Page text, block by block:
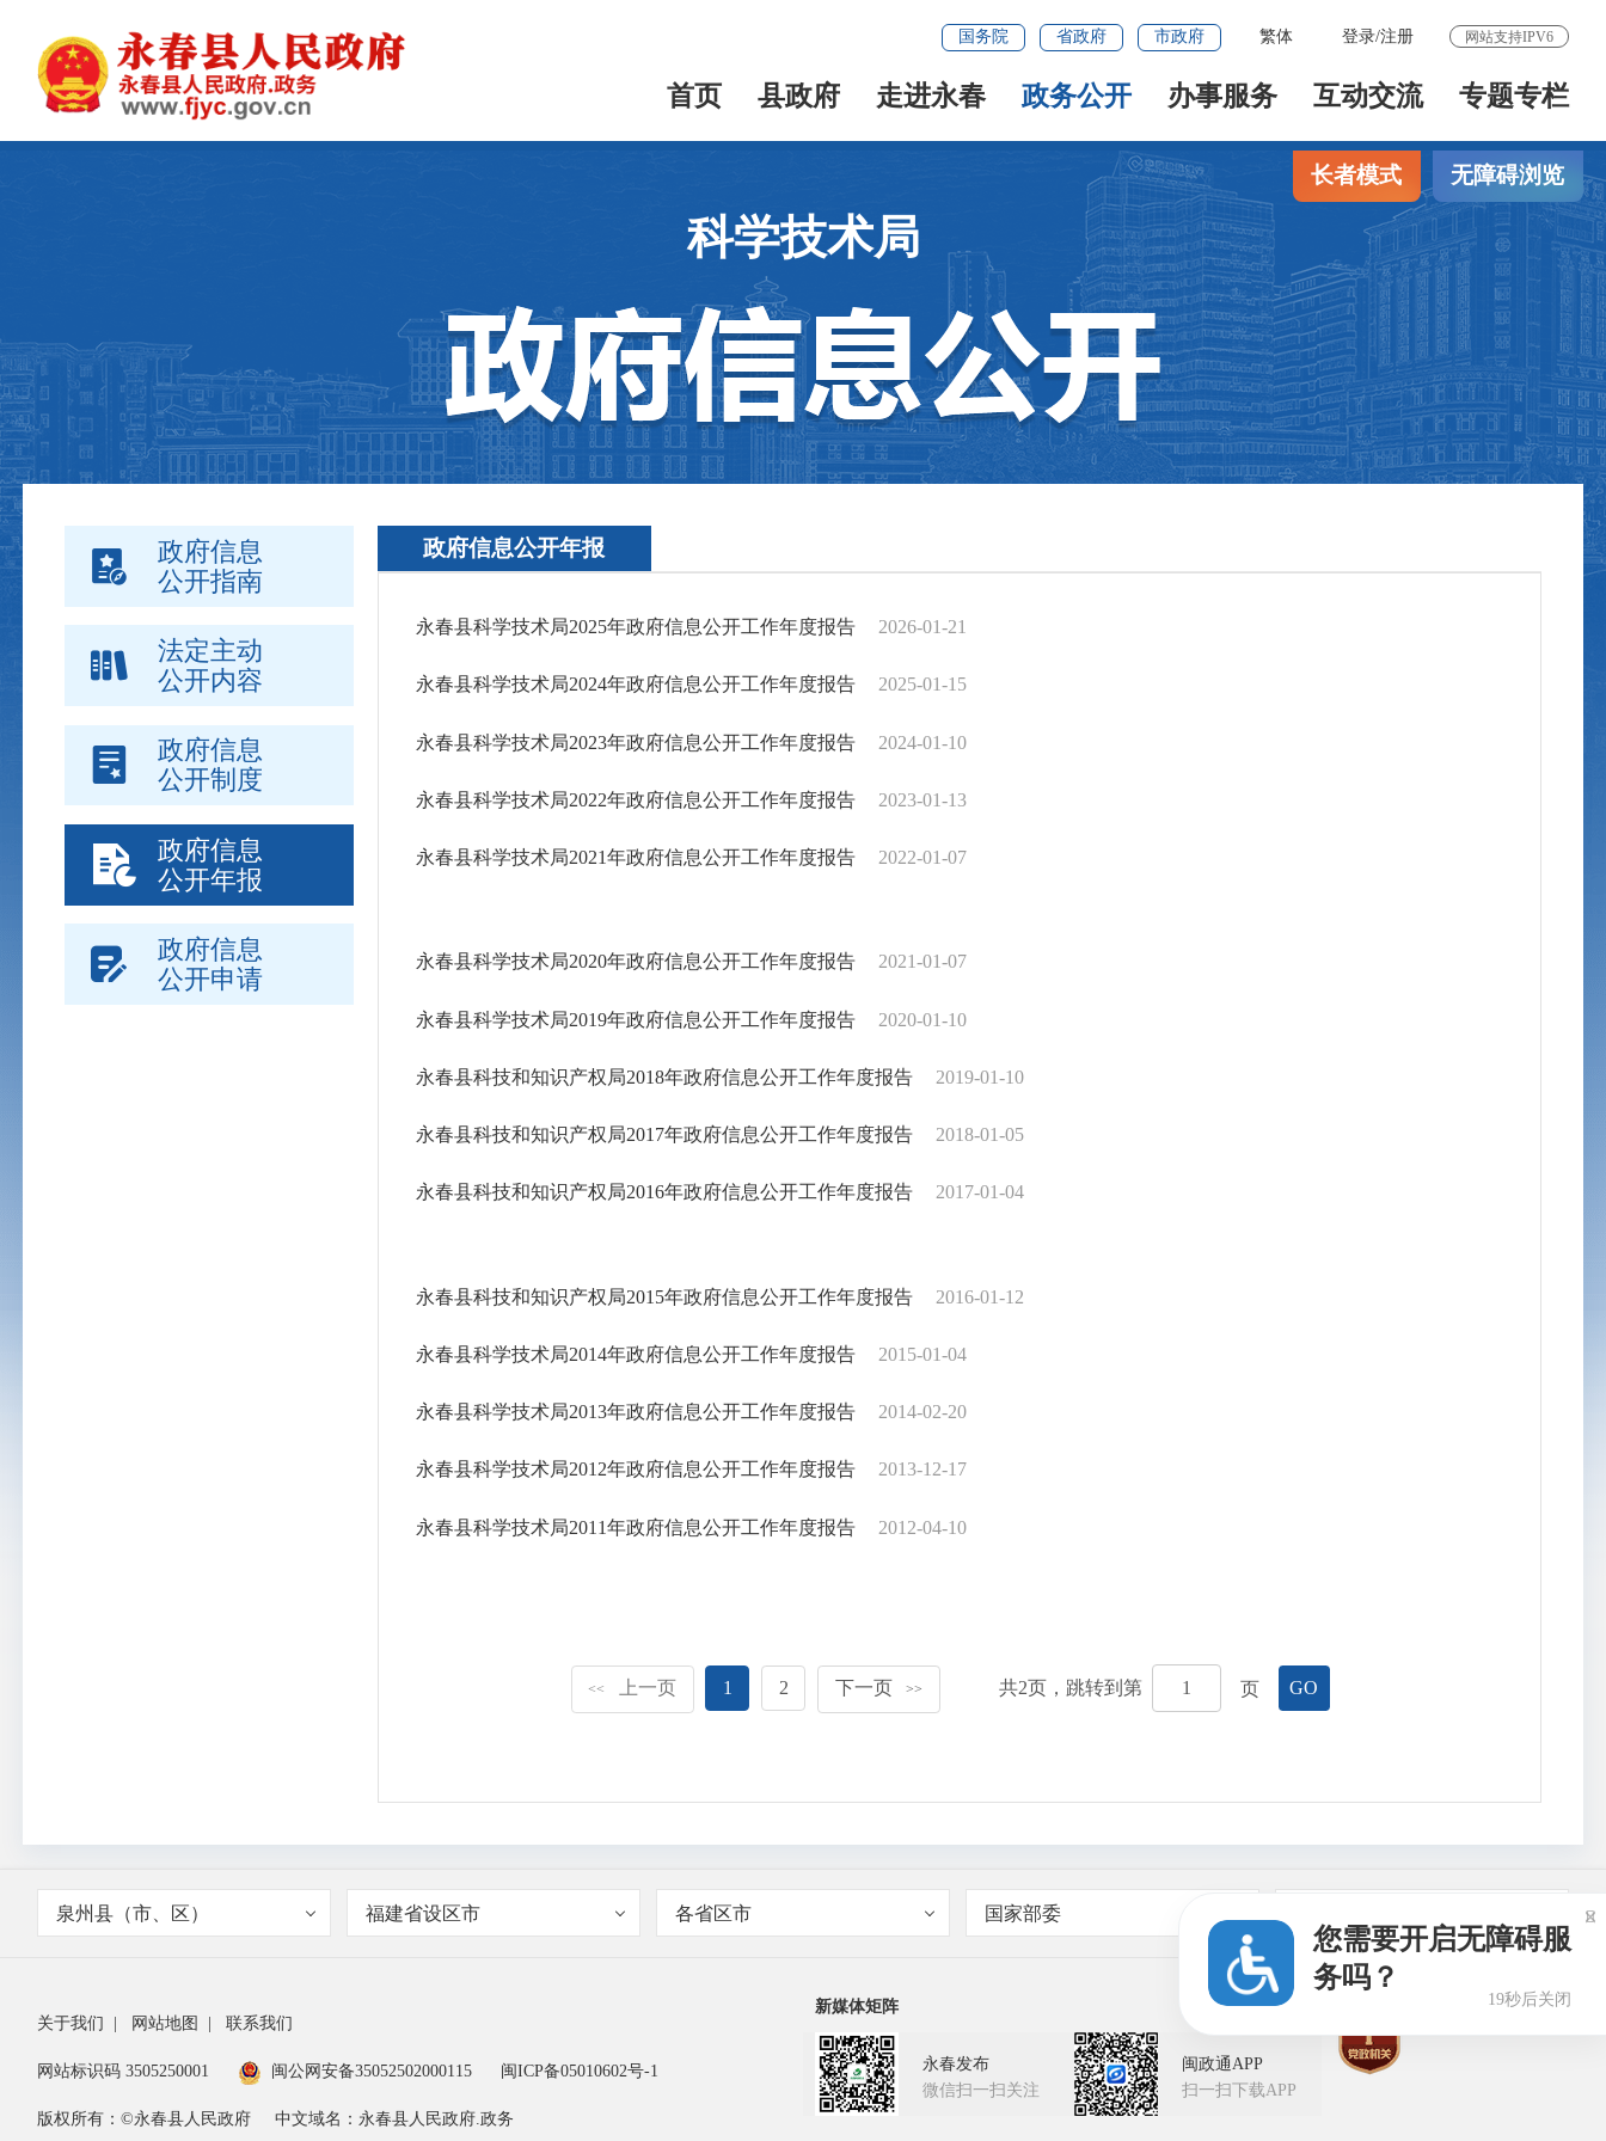
国务院 省政府 市政府 繁体 登录/注册 网站支持IPV6
首页 县政府 走进永春 政务公开 办事服务 互动交流 专题专栏
长者模式 无障碍浏览
科学技术局
政府信息
公开指南
法定主动
公开内容
政府信息
公开制度
政府信息
公开年报
政府信息
公开申请
政府信息公开年报
永春县科学技术局2025年政府信息公开工作年度报告 2026-01-21
永春县科学技术局2024年政府信息公开工作年度报告 2025-01-15
永春县科学技术局2023年政府信息公开工作年度报告 2024-01-10
永春县科学技术局2022年政府信息公开工作年度报告 2023-01-13
永春县科学技术局2021年政府信息公开工作年度报告 2022-01-07
永春县科学技术局2020年政府信息公开工作年度报告 2021-01-07
永春县科学技术局2019年政府信息公开工作年度报告 2020-01-10
永春县科技和知识产权局2018年政府信息公开工作年度报告 2019-01-10
永春县科技和知识产权局2017年政府信息公开工作年度报告 2018-01-05
永春县科技和知识产权局2016年政府信息公开工作年度报告 2017-01-04
永春县科技和知识产权局2015年政府信息公开工作年度报告 2016-01-12
永春县科学技术局2014年政府信息公开工作年度报告 2015-01-04
永春县科学技术局2013年政府信息公开工作年度报告 2014-02-20
永春县科学技术局2012年政府信息公开工作年度报告 2013-12-17
永春县科学技术局2011年政府信息公开工作年度报告 2012-04-10
<< 上一页 1 2 下一页 >> 共2页，跳转到第 页 GO
泉州县（市、区） 福建省设区市 各省区市 国家部委
关于我们 网站地图 联系我们
网站标识码 3505250001 闽公网安备35052502000115 闽ICP备05010602号-1
版权所有：©永春县人民政府 中文域名：永春县人民政府.政务
新媒体矩阵
永春发布
微信扫一扫关注
闽政通APP
扫一扫下载APP
您需要开启无障碍服
务吗？
18秒后关闭
